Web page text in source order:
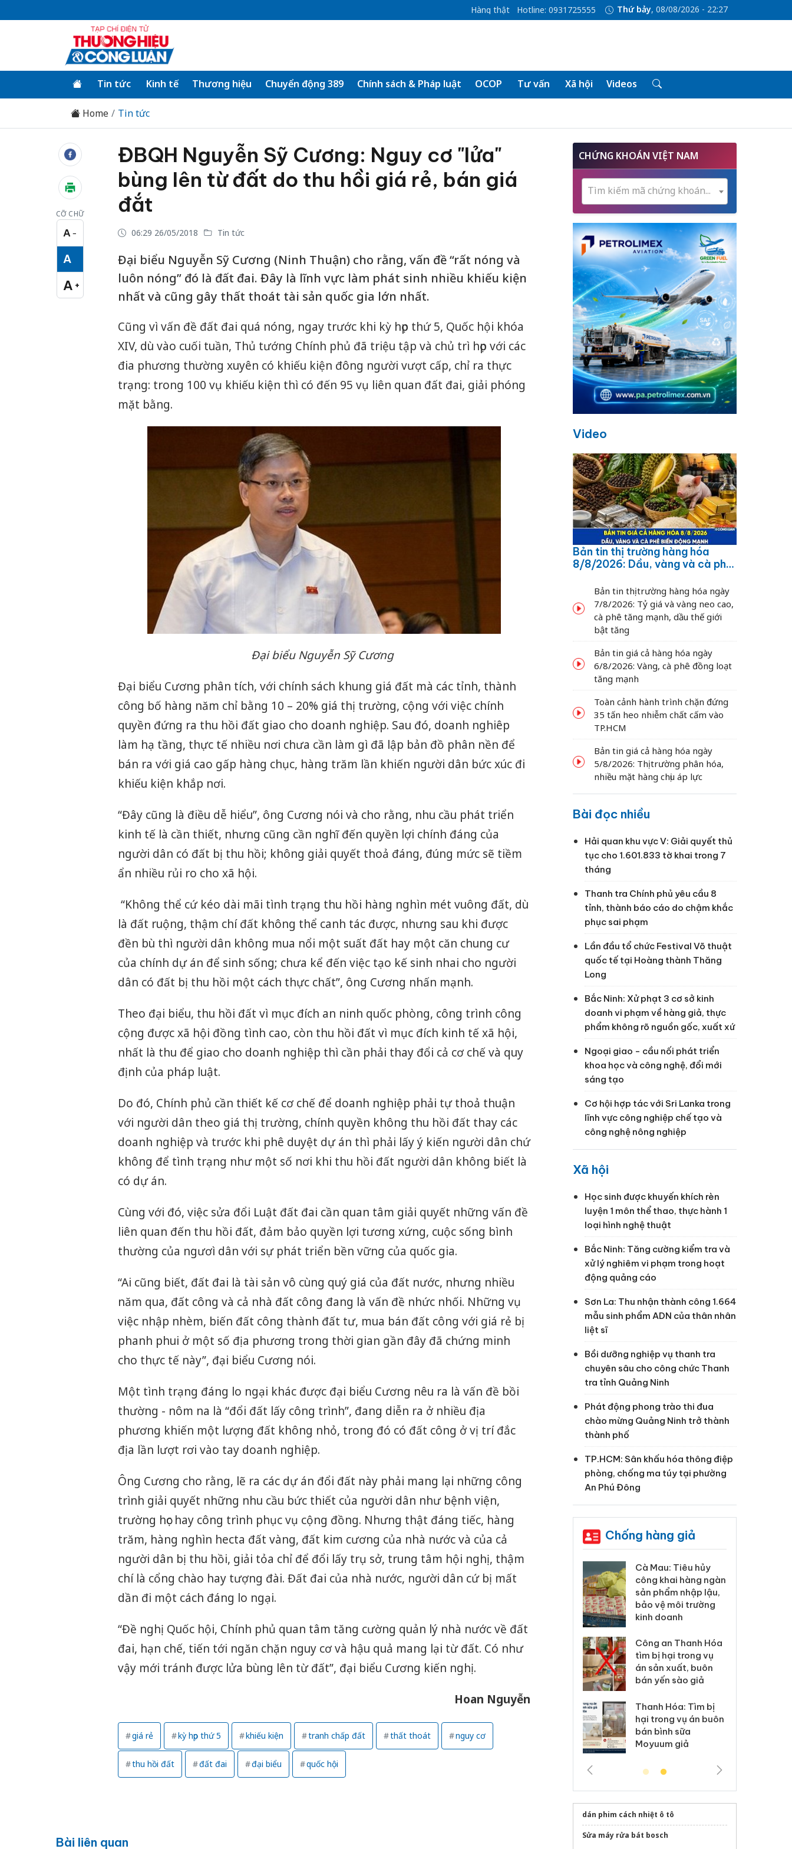
Hàng thật Hotline: 0931725555 Thứ bảy, 08/08/2026 - 22:27
Tin tức Kinh tế Thương hiệu Chuyển động 389 Chính sách & Pháp luật OCOP Tư vấn Xã hội Videos
Home Tin tức
CỠ CHỮ
A −
Cỡ chữ nhỏ
A
Cỡ chữ vừa
A +
Cỡ chữ lớn
ĐBQH Nguyễn Sỹ Cương: Nguy cơ "lửa"
bùng lên từ đất do thu hồi giá rẻ, bán giá
đắt
06:29 26/05/2018 Tin tức
Đại biểu Nguyễn Sỹ Cương (Ninh Thuận) cho rằng, vấn đề “rất nóng và
luôn nóng” đó là đất đai. Đây là lĩnh vực làm phát sinh nhiều khiếu kiện
nhất và cũng gây thất thoát tài sản quốc gia lớn nhất.
Cũng vì vấn đề đất đai quá nóng, ngay trước khi kỳ họp thứ 5, Quốc hội khóa
XIV, dù vào cuối tuần, Thủ tướng Chính phủ đã triệu tập và chủ trì họp với các
đia phương thường xuyên có khiếu kiện đông người vượt cấp, chỉ ra thực
trạng: trong 100 vụ khiếu kiện thì có đến 95 vụ liên quan đất đai, giải phóng
mặt bằng.
Đại biểu Nguyễn Sỹ Cương
Đại biểu Cương phân tích, với chính sách khung giá đất mà các tỉnh, thành
công bố hàng năm chỉ bằng 10 – 20% giá thị trường, cộng với việc chính
quyền đứng ra thu hồi đất giao cho doanh nghiệp. Sau đó, doanh nghiêp
làm hạ tầng, thực tế nhiều nơi chưa cần làm gì đã lập bản đồ phân nền để
bán ra với giá cao gấp hàng chục, hàng trăm lần khiến người dân bức xúc đi
khiếu kiện khắp nơi.
“Đây cũng là điều dễ hiểu”, ông Cương nói và cho rằng, nhu cầu phát triển
kinh tế là cần thiết, nhưng cũng cần nghĩ đến quyền lợi chính đáng của
người dân có đất bị thu hồi; không giải quyết thoả đáng, đúng mức sẽ tiềm
ẩn nhiều rủi ro cho xã hội.
“Không thể cứ kéo dài mãi tình trạng thu hồi hàng nghìn mét vuông đất, dù
là đất ruộng, thậm chí đất không thể canh tác được, nhưng sau khi được
đền bù thì người dân không mua nổi một suất đất hay một căn chung cư
của chính dự án để sinh sống; chưa kể đến việc tạo kế sinh nhai cho người
dân có đất bị thu hồi một cách thực chất”, ông Cương nhấn mạnh.
Theo đại biểu, thu hồi đất vì mục đích an ninh quốc phòng, công trình công
cộng được xã hội đồng tình cao, còn thu hồi đất vì mục đích kinh tế xã hội,
nhất là thu để giao cho doanh nghiệp thì cần phải thay đổi cả cơ chế và quy
định của pháp luật.
Do đó, Chính phủ cần thiết kế cơ chế để doanh nghiệp phải tự thoả thuận
với người dân theo giá thị trường, chính quyền không thu hồi đất thay các
doanh nghiệp và trước khi phê duyệt dự án thì phải lấy ý kiến người dân chứ
không để tình trạng như một số nơi khi thu hồi đất người dân không biết là
có dự án.
Cùng với đó, việc sửa đổi Luật đất đai cần quan tâm giải quyết những vấn đề
liên quan đến thu hồi đất, đảm bảo quyền lợi tương xứng, cuộc sống bình
thường của ngươì dân với sự phát triển bền vững của quốc gia.
“Ai cũng biết, đất đai là tài sản vô cùng quý giá của đất nước, nhưng nhiều
năm qua, đất công và cả nhà đất công đang là vấn đề nhức nhối. Những vụ
việc nhập nhèm, biến đất công thành đất tư, mua bán đất công với giá rẻ bị
phanh phui ở một số địa phương trong thời gian gần đây đã chứng minh
cho thực tế này”, đại biểu Cương nói.
Một tình trạng đáng lo ngại khác được đại biểu Cương nêu ra là vấn đề bồi
thường - nôm na là “đổi đất lấy công trình”, đang diễn ra ở nhiều địa
phương khiến một lượng đất không nhỏ, trong đó có đất công ở vị trí đắc
địa lần lượt rơi vào tay doanh nghiệp.
Ông Cương cho rằng, lẽ ra các dự án đổi đất này phải mang lại những công
trình giải quyết những nhu cầu bức thiết của người dân như bệnh viện,
trường học hay công trình phục vụ cộng đồng. Nhưng thật đáng tiếc, hàng
trăm, hàng nghìn hecta đất vàng, đất kim cương của nhà nước và của cả
người dân bị thu hồi, giải tỏa chỉ để đổi lấy trụ sở, trung tâm hội nghị, thậm
chí là cổng chào hay tượng đài. Đất đai của nhà nước, người dân cứ bị mất
dần đi một cách đáng lo ngại.
“Đề nghị Quốc hội, Chính phủ quan tâm tăng cường quản lý nhà nước về đất
đai, hạn chế, tiến tới ngăn chặn nguy cơ và hậu quả mang lại từ đất. Có như
vậy mới tránh được lửa bùng lên từ đất”, đại biểu Cương kiến nghị.
Hoan Nguyễn
giá rẻ kỳ họp thứ 5 khiếu kiện tranh chấp đất thất thoát nguy cơ
thu hồi đất đất đai đại biểu quốc hội
Bài liên quan
CHỨNG KHOÁN VIỆT NAM
Tìm kiếm mã chứng khoán...
Video
Bản tin thị trường hàng hóa
8/8/2026: Dầu, vàng và cà phê
Bản tin thị trường hàng hóa ngày
7/8/2026: Tỷ giá và vàng neo cao,
cà phê tăng mạnh, dầu thế giới
bật tăng
Bản tin giá cả hàng hóa ngày
6/8/2026: Vàng, cà phê đồng loạt
tăng mạnh
Toàn cảnh hành trình chặn đứng
35 tấn heo nhiễm chất cấm vào
TP.HCM
Bản tin giá cả hàng hóa ngày
5/8/2026: Thị trường phân hóa,
nhiều mặt hàng chịu áp lực
Bài đọc nhiều
Hải quan khu vực V: Giải quyết thủ
tục cho 1.601.833 tờ khai trong 7
tháng
Thanh tra Chính phủ yêu cầu 8
tỉnh, thành báo cáo do chậm khắc
phục sai phạm
Lần đầu tổ chức Festival Võ thuật
quốc tế tại Hoàng thành Thăng
Long
Bắc Ninh: Xử phạt 3 cơ sở kinh
doanh vi phạm về hàng giả, thực
phẩm không rõ nguồn gốc, xuất xứ
Ngoại giao - cầu nối phát triển
khoa học và công nghệ, đổi mới
sáng tạo
Cơ hội hợp tác với Sri Lanka trong
lĩnh vực công nghiệp chế tạo và
công nghệ nông nghiệp
Xã hội
Học sinh được khuyến khích rèn
luyện 1 môn thể thao, thực hành 1
loại hình nghệ thuật
Bắc Ninh: Tăng cường kiểm tra và
xử lý nghiêm vi phạm trong hoạt
động quảng cáo
Sơn La: Thu nhận thành công 1.664
mẫu sinh phẩm ADN của thân nhân
liệt sĩ
Bồi dưỡng nghiệp vụ thanh tra
chuyên sâu cho công chức Thanh
tra tỉnh Quảng Ninh
Phát động phong trào thi đua
chào mừng Quảng Ninh trở thành
thành phố
TP.HCM: Sân khấu hóa thông điệp
phòng, chống ma túy tại phường
An Phú Đông
Chống hàng giả
Cà Mau: Tiêu hủy
công khai hàng ngàn
Công an Thanh Hóa
tìm bị hại trong vụ
Thanh Hóa: Tìm bị
Khẩn trương xác
minh, xử lý sản phẩm
Slimaura Care x3 sử
dụng giấy phép giả
mạo
Lào Cai xử lý 83 vụ vi
phạm thương mại
trong tháng 7
Hưng Yên: Xử lý 6 hộ
kinh doanh bán hàng
giả mạo nhãn hiệu
Adidas, Nike
dán phim cách nhiệt ô tô
Sửa máy rửa bát bosch